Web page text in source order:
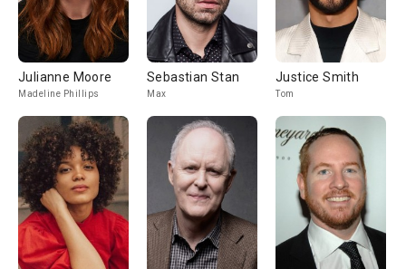
Julianne Moore
Madeline Phillips
Sebastian Stan
Max
Justice Smith
Tom